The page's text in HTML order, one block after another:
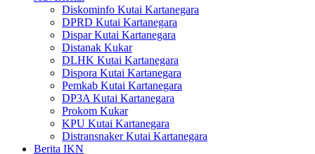
Diskominfo Kutai Kartanegara
DPRD Kutai Kartanegara
Dispar Kutai Kartanegara
Distanak Kukar
DLHK Kutai Kartanegara
Dispora Kutai Kartanegara
Pemkab Kutai Kartanegara
DP3A Kutai Kartanegara
Prokom Kukar
KPU Kutai Kartanegara
Distransnaker Kutai Kartanegara
Berita IKN